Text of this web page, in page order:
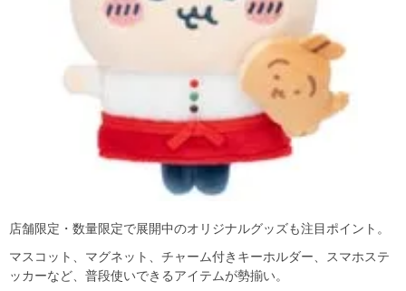
店舗限定・数量限定で展開中のオリジナルグッズも注目ポイント。
マスコット、マグネット、チャーム付きキーホルダー、スマホステ
ッカーなど、普段使いできるアイテムが勢揃い。